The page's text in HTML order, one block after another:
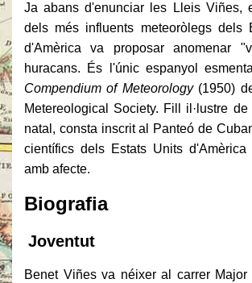
Ja abans d'enunciar les Lleis Viñes,
dels més influents meteoròlegs dels
d'Amèrica va proposar anomenar
huracans. És l'únic espanyol
Compendium of Meteorology(1950)
Metereological Society. Fill il·lustre
natal, consta inscrit al Panteó de
científics dels Estats Units d'Amèrica
amb afecte.
Biografia
Joventut
Benet Viñes va néixer al carrer